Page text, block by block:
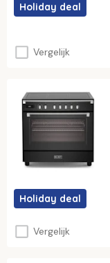
Holiday deal
Vergelijk
Holiday deal
Vergelijk